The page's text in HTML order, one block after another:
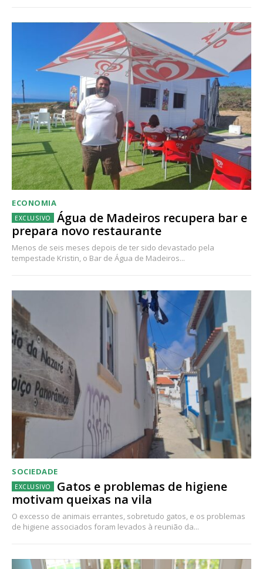
ECONOMIA
Água de Madeiros recupera bar e
prepara novo restaurante
Menos de seis meses depois de ter sido devastado pela
tempestade Kristin, o Bar de Água de Madeiros...
SOCIEDADE
Gatos e problemas de higiene
motivam queixas na vila
O excesso de animais errantes, sobretudo gatos, e os problemas
de higiene associados foram levados à reunião da...